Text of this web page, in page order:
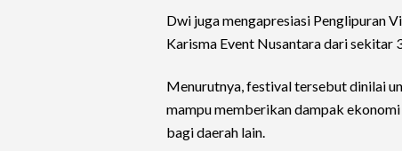
Dwi juga mengapresiasi Penglipuran
Karisma Event Nusantara dari sekitar
Menurutnya, festival tersebut dinilai
mampu memberikan dampak
bagi daerah lain.